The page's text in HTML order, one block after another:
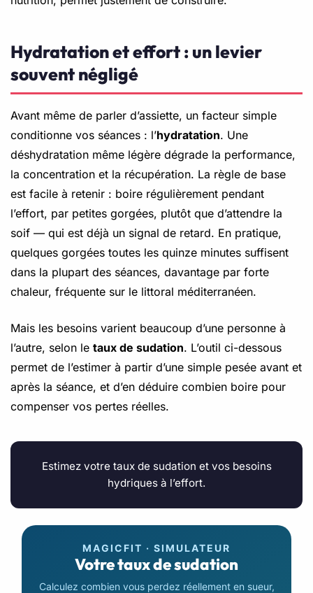
Hydratation et effort : un levier
souvent négligé
Avant même de parler d’assiette, un facteur simple
conditionne vos séances : l’hydratation. Une
déshydratation même légère dégrade la performance,
la concentration et la récupération. La règle de base
est facile à retenir : boire régulièrement pendant
l’effort, par petites gorgées, plutôt que d’attendre la
soif — qui est déjà un signal de retard. En pratique,
quelques gorgées toutes les quinze minutes suffisent
dans la plupart des séances, davantage par forte
chaleur, fréquente sur le littoral méditerranéen.
Mais les besoins varient beaucoup d’une personne à
l’autre, selon le taux de sudation. L’outil ci-dessous
permet de l’estimer à partir d’une simple pesée avant et
après la séance, et d’en déduire combien boire pour
compenser vos pertes réelles.
Estimez votre taux de sudation et vos besoins
hydriques à l’effort.
MAGICFIT · SIMULATEUR
Votre taux de sudation
Calculez combien vous perdez réellement en sueur,